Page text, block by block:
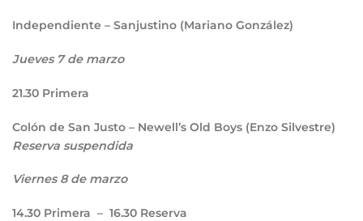
Independiente – Sanjustino (Mariano González)
Jueves 7 de marzo
21.30 Primera
Colón de San Justo – Newell’s Old Boys (Enzo Silvestre)
Reserva suspendida
Viernes 8 de marzo
14.30 Primera – 16.30 Reserva